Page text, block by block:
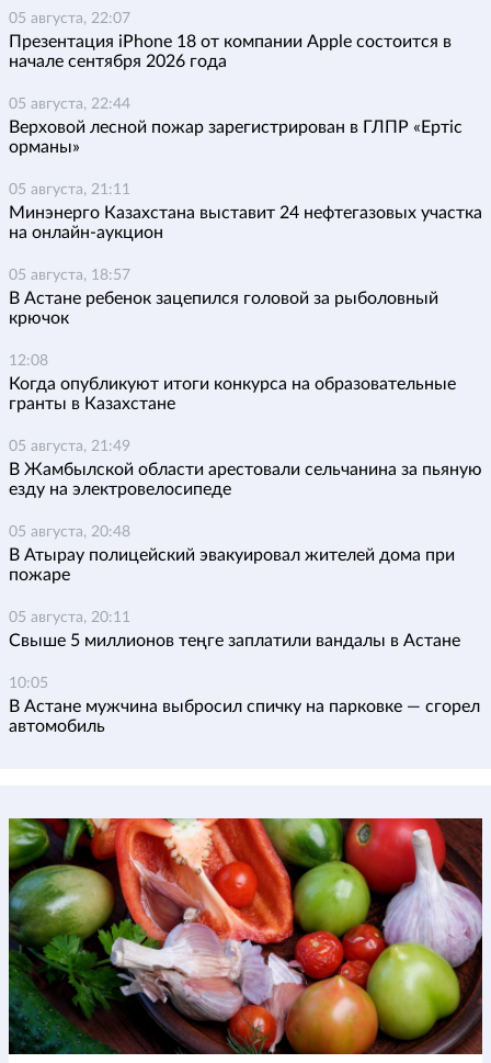
05 августа, 22:07
Презентация iPhone 18 от компании Apple состоится в
начале сентября 2026 года
05 августа, 22:44
Верховой лесной пожар зарегистрирован в ГЛПР «Ертіс
орманы»
05 августа, 21:11
Минэнерго Казахстана выставит 24 нефтегазовых участка
на онлайн-аукцион
05 августа, 18:57
В Астане ребенок зацепился головой за рыболовный
крючок
12:08
Когда опубликуют итоги конкурса на образовательные
гранты в Казахстане
05 августа, 21:49
В Жамбылской области арестовали сельчанина за пьяную
езду на электровелосипеде
05 августа, 20:48
В Атырау полицейский эвакуировал жителей дома при
пожаре
05 августа, 20:11
Свыше 5 миллионов теңге заплатили вандалы в Астане
10:05
В Астане мужчина выбросил спичку на парковке — сгорел
автомобиль